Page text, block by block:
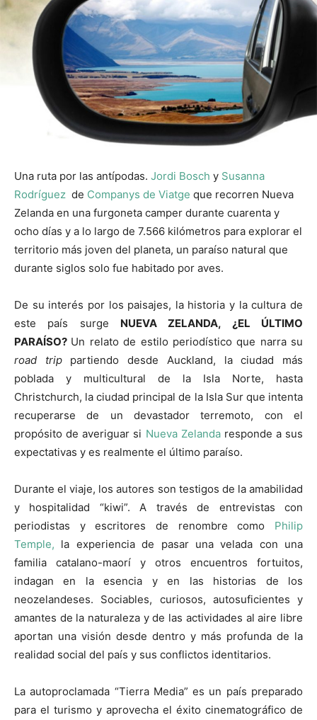
Una ruta por las antípodas. Jordi Bosch y Susanna
Rodríguez de Companys de Viatge que recorren Nueva
Zelanda en una furgoneta camper durante cuarenta y
ocho días y a lo largo de 7.566 kilómetros para explorar el
territorio más joven del planeta, un paraíso natural que
durante siglos solo fue habitado por aves.
De su interés por los paisajes, la historia y la cultura de
este país surge NUEVA ZELANDA, ¿EL ÚLTIMO
PARAÍSO? Un relato de estilo periodístico que narra su
road trippartiendo desde Auckland, la ciudad más
poblada y multicultural de la Isla Norte, hasta
Christchurch, la ciudad principal de la Isla Sur que intenta
recuperarse de un devastador terremoto, con el
propósito de averiguar si Nueva Zelandaresponde a sus
expectativas y es realmente el último paraíso.
Durante el viaje, los autores son testigos de la amabilidad
y hospitalidad “kiwi”. A través de entrevistas con
periodistas y escritores de renombre como Philip
Temple, la experiencia de pasar una velada con una
familia catalano-maorí y otros encuentros fortuitos,
indagan en la esencia y en las historias de los
neozelandeses. Sociables, curiosos, autosuficientes y
amantes de la naturaleza y de las actividades al aire libre
aportan una visión desde dentro y más profunda de la
realidad social del país y sus conflictos identitarios.
La autoproclamada “Tierra Media” es un país preparado
para el turismo y aprovecha el éxito cinematográfico de